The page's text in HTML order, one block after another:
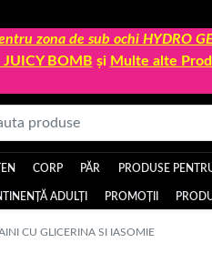
zona de sub ochi HYDRO
BOMB și Multe alte
CORP PĂR PRODUSE
ADULȚI PROMOȚII
CU GLICERINA SI IASOMIE